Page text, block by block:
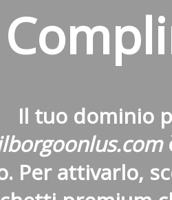
Il tuo dominio
Per attivarlo,